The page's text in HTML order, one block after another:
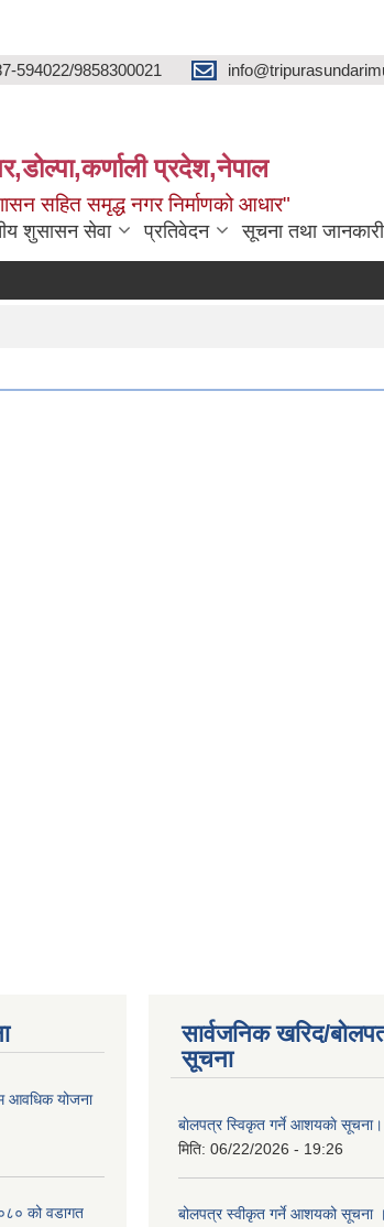
594022/9858300021
प्रदेश,नेपाल
सहित समृद्ध नगर निर्माणको आधार"
शुसासन सेवा प्रतिवेदन सूचना तथा जानकारी
आवधिक योजना
को वडागत
सार्वजनिक खरिद/
सूचना
बाेलपत्र स्विकृत गर्ने आशयकाे सूचना।
मिति: 06/22/2026 - 19:26
बोलपत्र स्वीकृत गर्ने आशयको सूचना ।